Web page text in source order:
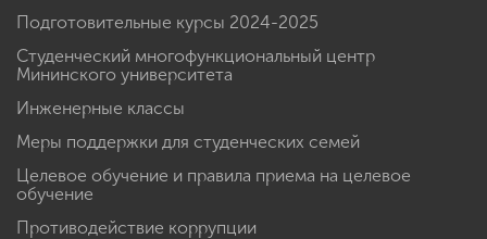
Подготовительные курсы 2024-2025
Студенческий многофункциональный центр
Мининского университета
Инженерные классы
Меры поддержки для студенческих семей
Целевое обучение и правила приема на целевое
обучение
Противодействие коррупции